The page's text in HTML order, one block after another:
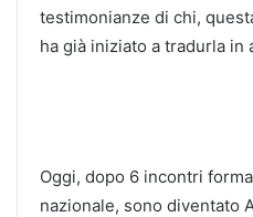
testimonianze di chi,
ha già iniziato a tradurla in
Oggi, dopo 6 incontri
nazionale, sono diventato